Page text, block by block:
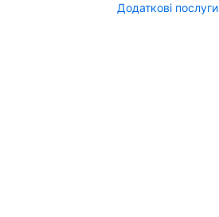
Додаткові послуги